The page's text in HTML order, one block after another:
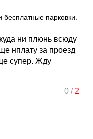
парковки.
ни плюнь всюду
нплату за проезд
супер. Жду
0/ 2